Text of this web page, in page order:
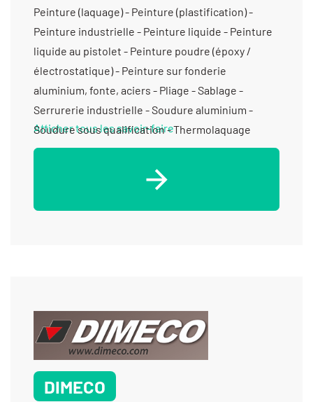
Peinture (laquage) - Peinture (plastification) -
Peinture industrielle - Peinture liquide - Peinture
liquide au pistolet - Peinture poudre (époxy /
électrostatique) - Peinture sur fonderie
aluminium, fonte, aciers - Pliage - Sablage -
Serrurerie industrielle - Soudure aluminium -
Soudure sous qualification - Thermolaquage
Afficher tous les savoir-faire
DIMECO